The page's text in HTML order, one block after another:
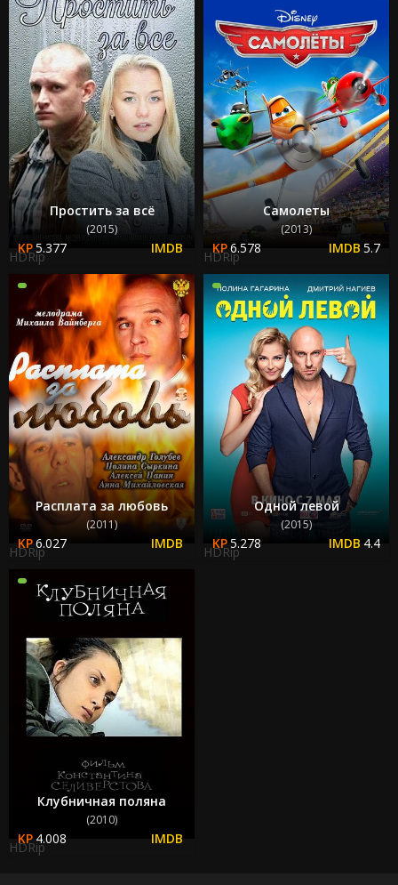
Простить за всё
(2015)
5.377
HDRip
Самолеты
(2013)
6.578 5.7
HDRip
Расплата за любовь
(2011)
6.027
HDRip
Одной левой
(2015)
5.278 4.4
HDRip
Клубничная поляна
(2010)
4.008
HDRip